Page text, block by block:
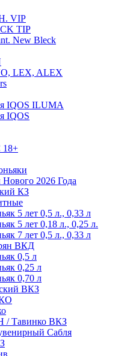
VIP
TIP
New Bleck
LEX, ALEX
IQOS ILUMA
IQOS
18+
2026 Года
КЗ
5 лет 0,5 л., 0,33 л
5 лет 0,18 л., 0,25 л.
7 лет 0,5 л., 0,33 л
ВКД
0,5 л
0,25 л
0,70 л
ВКЗ
Тавинко ВКЗ
Сабля